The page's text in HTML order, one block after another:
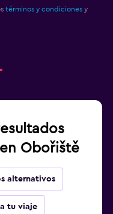
términos y condiciones y
Obořiště
alternativos
tu viaje